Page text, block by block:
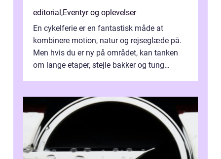
editorial,Eventyr og oplevelser
En cykelferie er en fantastisk måde at
kombinere motion, natur og rejseglæde på.
Men hvis du er ny på området, kan tanken
om lange etaper, stejle bakker og tung